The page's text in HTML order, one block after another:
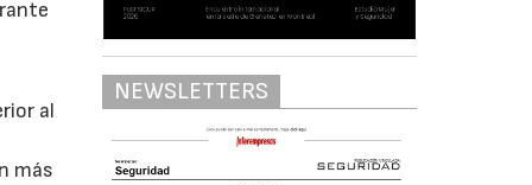
al
más
NEWSLETTERS